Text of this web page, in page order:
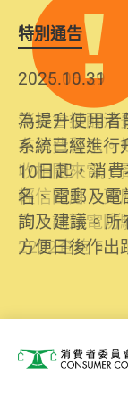
特別通告
2026.06.29
消委會提醒消
布消費警示。
收相關來電、
輕信回應，更
問，請致電防
2222查詢。
2025.10.31
為提升使用
系統已經進行
10日起，消
名、電郵及
詢及建議。所
方便日後作出
消費者委員會